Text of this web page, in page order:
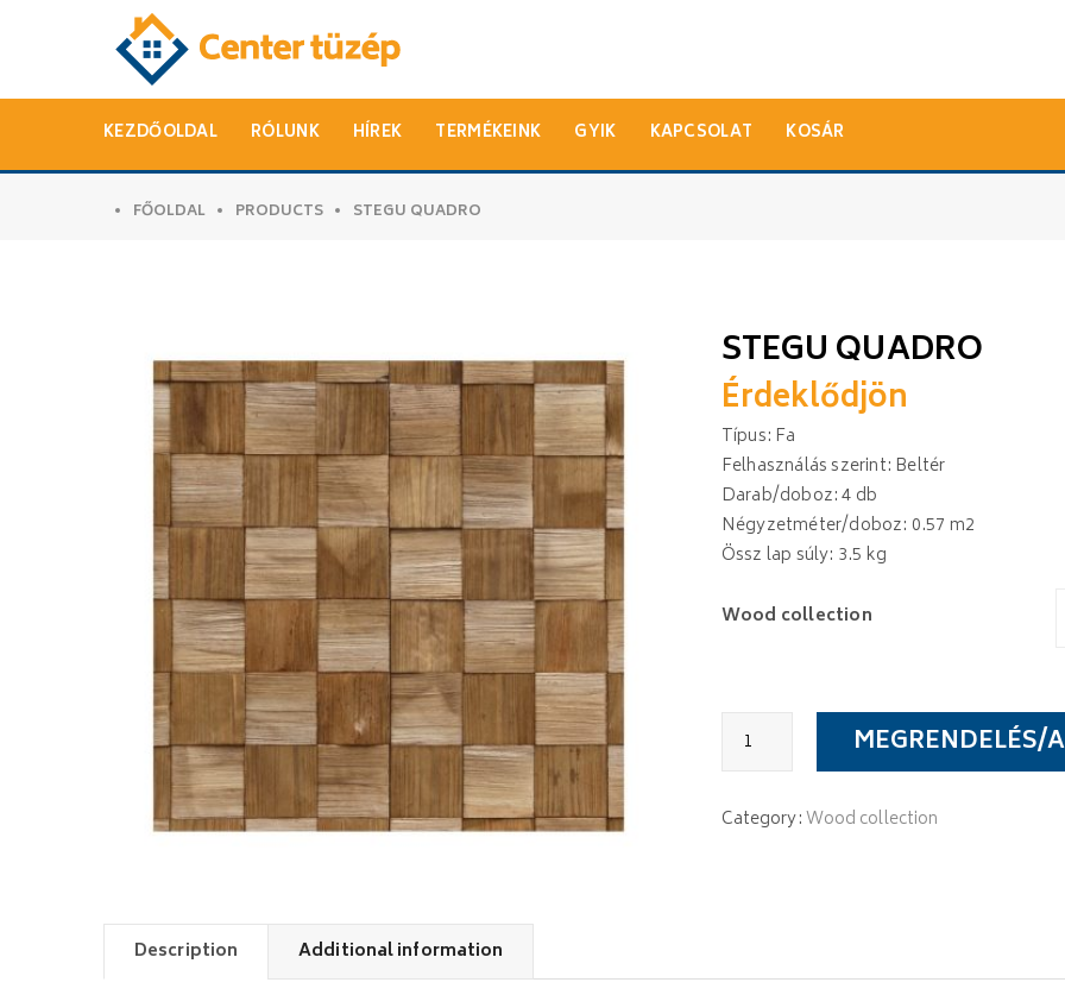
KEZDŐOLDAL RÓLUNK HÍREK TERMÉKEINK GYIK KAPCSOLAT KOSÁR
FŐOLDAL PRODUCTS STEGU QUADRO
STEGU QUADRO
Érdeklődjön
Típus: Fa
Felhasználás szerint: Beltér
Darab/doboz: 4 db
Négyzetméter/doboz: 0.57 m2
Össz lap súly: 3.5 kg
Wood collection
Stegu
Quadro
quantity
MEGRENDELÉS/
Category:Wood collection
Description Additional information